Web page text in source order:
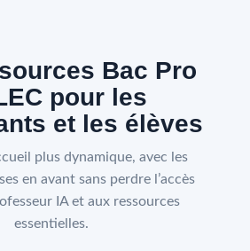
Bac Pro
pour les
et les élèves
plus dynamique, avec les
en avant sans perdre l’accès
IA et aux ressources
essentielles.